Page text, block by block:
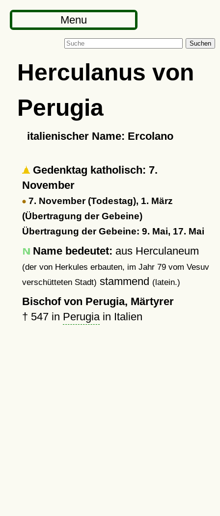
Menu
Suchen
Herculanus von
Perugia
italienischer Name: Ercolano
Gedenktag katholisch: 7.
November
7. November (Todestag), 1. März
(Übertragung der Gebeine)
Übertragung der Gebeine: 9. Mai, 17. Mai
Name bedeutet: aus Herculaneum
(der von Herkules erbauten, im Jahr 79 vom Vesuv
verschütteten Stadt) stammend (latein.)
Bischof von Perugia, Märtyrer
† 547in Perugiain Italien